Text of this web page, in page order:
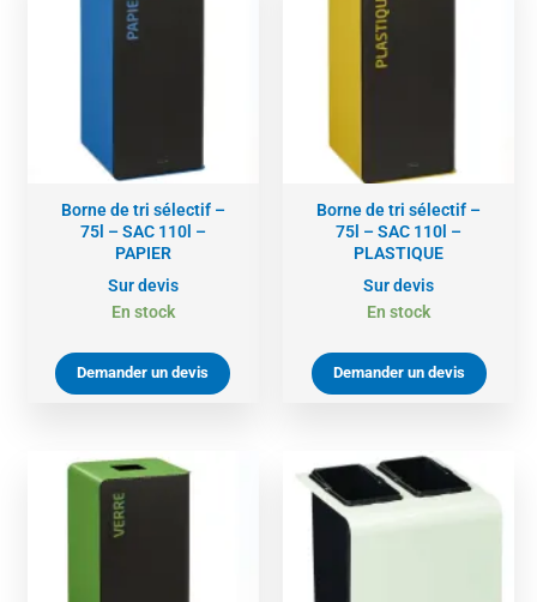
Borne de tri sélectif –
75l – SAC 110l –
PAPIER
Sur devis
En stock
Demander un devis
Borne de tri sélectif –
75l – SAC 110l –
PLASTIQUE
Sur devis
En stock
Demander un devis